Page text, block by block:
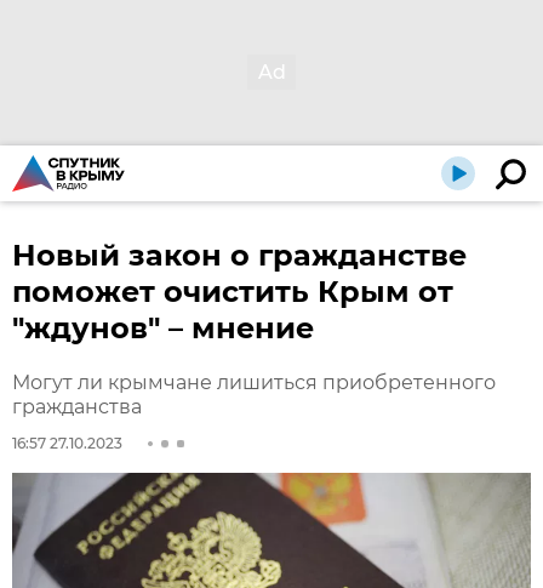
Новый закон о гражданстве
поможет очистить Крым от
"ждунов" – мнение
Могут ли крымчане лишиться приобретенного
гражданства
16:57 27.10.2023